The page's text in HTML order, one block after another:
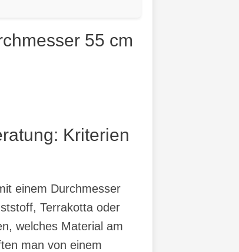
55 cm
Kriterien
einem Durchmesser
Terrakotta oder
welches Material am
man von einem